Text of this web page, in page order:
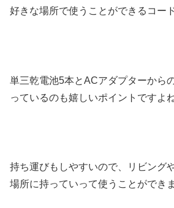
好きな場所で使うことができるコー
単三乾電池5本とACアダプターから
っているのも嬉しいポイントですよね
持ち運びもしやすいので、リビング
場所に持っていって使うことができま